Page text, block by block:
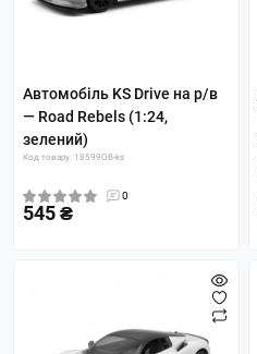
Автомобіль KS Drive на р/в
— Road Rebels (1:24,
зелений)
Код товару: 18599OB-ks
0
545 ₴